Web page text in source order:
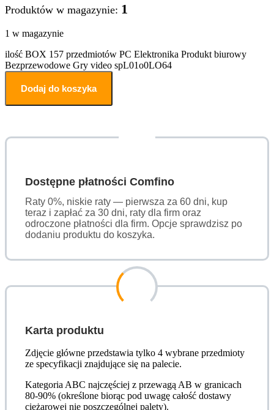
Produktów w magazynie: 1
1 w magazynie
ilość BOX 157 przedmiotów PC Elektronika Produkt biurowy
Bezprzewodowe Gry video spL01o0LO64
Dodaj do koszyka
Dostępne płatności Comfino
Raty 0%, niskie raty — pierwsza za 60 dni, kup
teraz i zapłać za 30 dni, raty dla firm oraz
odroczone płatności dla firm. Opcje sprawdzisz po
dodaniu produktu do koszyka.
Karta produktu
Zdjęcie główne przedstawia tylko 4 wybrane przedmioty
ze specyfikacji znajdujące się na palecie.
Kategoria ABC najczęściej z przewagą AB w granicach
80-90% (określone biorąc pod uwagę całość dostawy
ciężarowej nie poszczególnej palety).